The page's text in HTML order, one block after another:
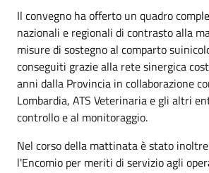
Il convegno ha offerto un quadro
nazionali e regionali di contrasto alla
misure di sostegno al comparto
conseguiti grazie alla rete sinergica
anni dalla Provincia in collaborazione
Lombardia, ATS Veterinaria e gli altri
controllo e al monitoraggio.
Nel corso della mattinata è stato
l'Encomio per meriti di servizio agli